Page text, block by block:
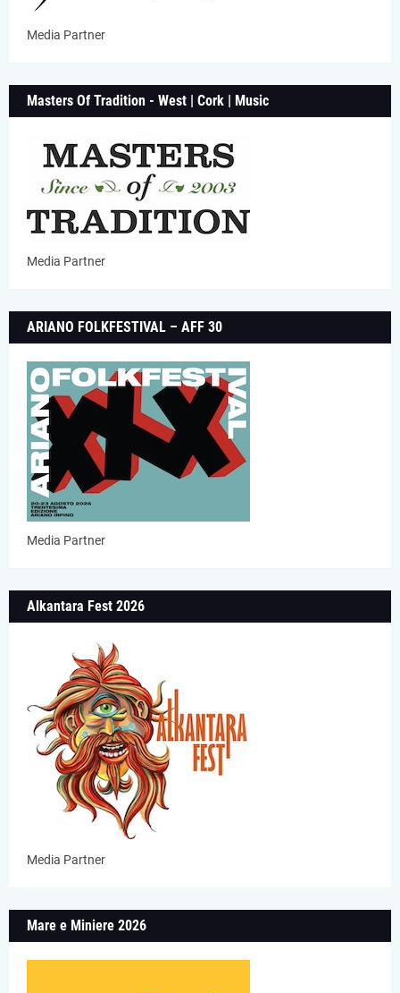
Media Partner
Masters Of Tradition - West | Cork | Music
Media Partner
ARIANO FOLKFESTIVAL – AFF 30
Media Partner
Alkantara Fest 2026
Media Partner
Mare e Miniere 2026